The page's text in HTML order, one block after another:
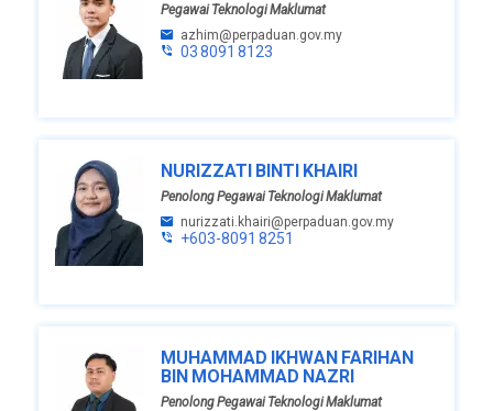
Pegawai Teknologi Maklumat
azhim@perpaduan.gov.my
03 8091 8123
NURIZZATI BINTI KHAIRI
Penolong Pegawai Teknologi Maklumat
nurizzati.khairi@perpaduan.gov.my
+603-8091 8251
MUHAMMAD IKHWAN FARIHAN
BIN MOHAMMAD NAZRI
Penolong Pegawai Teknologi Maklumat